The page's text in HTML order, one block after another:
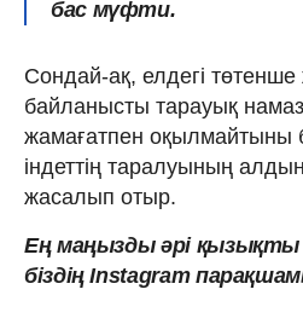
бас мүфти.
Сондай-ақ, елдегі төтенше
байланысты тарауық
жамағатпен оқылмайтыны
індеттің таралуының
жасалып отыр.
Ең маңызды әрі
біздің Instagram